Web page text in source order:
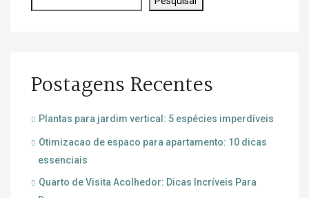
Postagens Recentes
Plantas para jardim vertical: 5 espécies imperdíveis
Otimizacao de espaco para apartamento: 10 dicas
essenciais
Quarto de Visita Acolhedor: Dicas Incríveis Para